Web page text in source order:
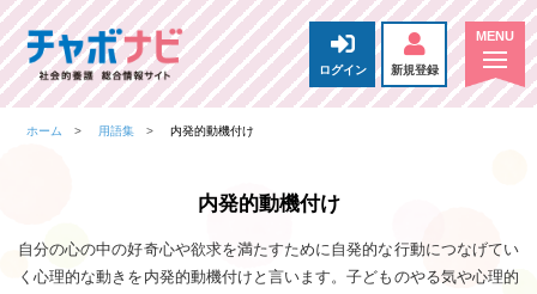
ログイン 新規登録
ホーム 用語集 内発的動機付け
内発的動機付け
自分の心の中の好奇心や欲求を満たすために自発的な行動につなげてい
く心理的な動きを内発的動機付けと言います。子どものやる気や心理的